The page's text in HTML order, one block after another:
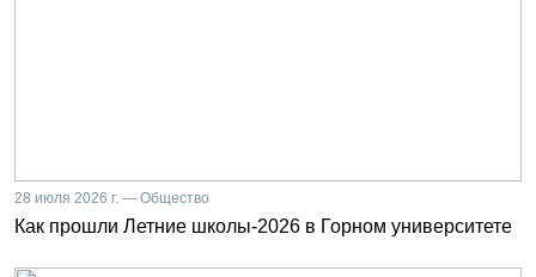
28 июля 2026 г. — Общество
Как прошли Летние школы-2026 в Горном университете